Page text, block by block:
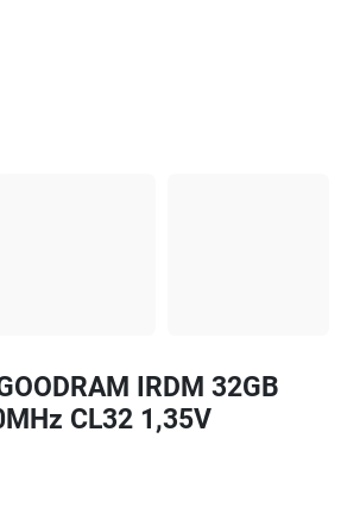
IRDM 32GB
CL32 1,35V